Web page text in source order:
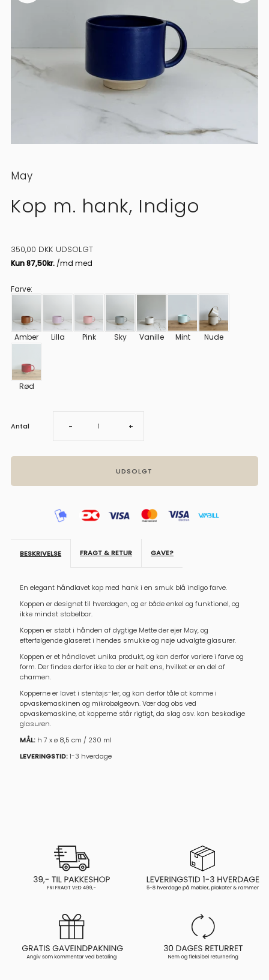
May
Kop m. hank, Indigo
350,00 DKK UDSOLGT
Farve:
Amber Lilla Pink Sky Vanille Mint Nude
Rød
Antal Sænk
antal
Kop
- Øg
antal
Kop
Indigo
+
BESKRIVELSE FRAGT & RETUR GAVE?
En elegant håndlavet kop med hank i en smuk blå indigo farve.
Koppen er designet til hverdagen, og er både enkel og funktionel, og
ikke mindst stabelbar.
Koppen er støbt i hånden af dygtige Mette der ejer May, og
efterfølgende glaseret i hendes smukke og nøje udvalgte glasurer.
Koppen er et håndlavet unika produkt, og kan derfor variere i farve og
form. Der findes derfor ikke to der er helt ens, hvilket er en del af
charmen.
Kopperne er lavet i stentøjs-ler, og kan derfor tåle at komme i
opvaskemaskinen og mikrobølgeovn. Vær dog obs ved
opvaskemaskine, at kopperne står rigtigt, da slag osv. kan beskadige
glasuren.
MÅL: h 7 x ø 8,5 cm / 230 ml
LEVERINGSTID:1-3 hverdage